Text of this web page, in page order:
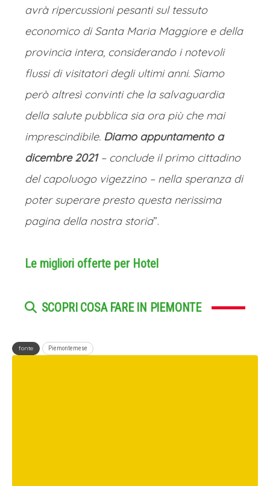
avrà ripercussioni pesanti sul tessuto
economico di Santa Maria Maggiore e della
provincia intera, considerando i notevoli
flussi di visitatori degli ultimi anni. Siamo
però altresì convinti che la salvaguardia
della salute pubblica sia ora più che mai
imprescindibile. Diamo appuntamento a
dicembre 2021– conclude il primo cittadino
del capoluogo vigezzino – nella speranza di
poter superare presto questa nerissima
pagina della nostra storia”.
Le migliori offerte per Hotel
SCOPRI COSA FARE IN PIEMONTE
fonte Piemontemese